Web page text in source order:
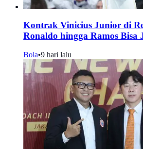
Kontrak Vinicius Junior di
Ronaldo hingga Ramos Bisa
Bola•9 hari lalu